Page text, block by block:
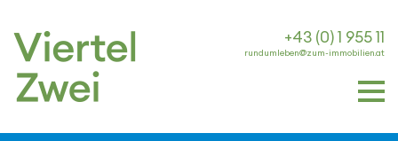
+43 (0) 1 955 11
rundumleben@zum-immobilien.at